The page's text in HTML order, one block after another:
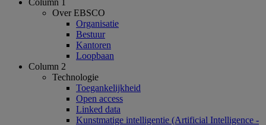
Column 1
Over EBSCO
Organisatie
Bestuur
Kantoren
Loopbaan
Column 2
Technologie
Toegankelijkheid
Open access
Linked data
Kunstmatige intelligentie (Artificial Intelligence -